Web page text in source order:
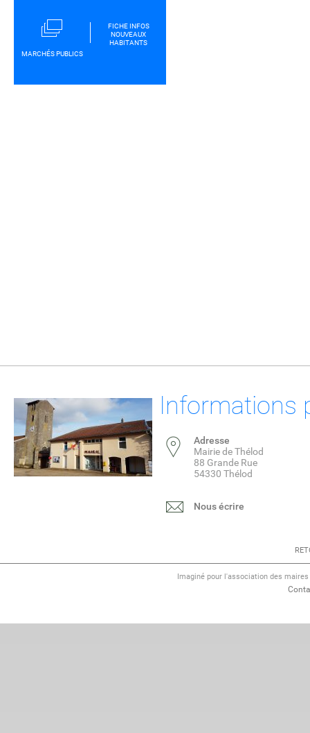
MARCHÉS PUBLICS
FICHE INFOS
NOUVEAUX
HABITANTS
Informations
Adresse
Mairie de Thélod
88 Grande Rue
54330 Thélod
Nous écrire
Imaginé pour l'association des